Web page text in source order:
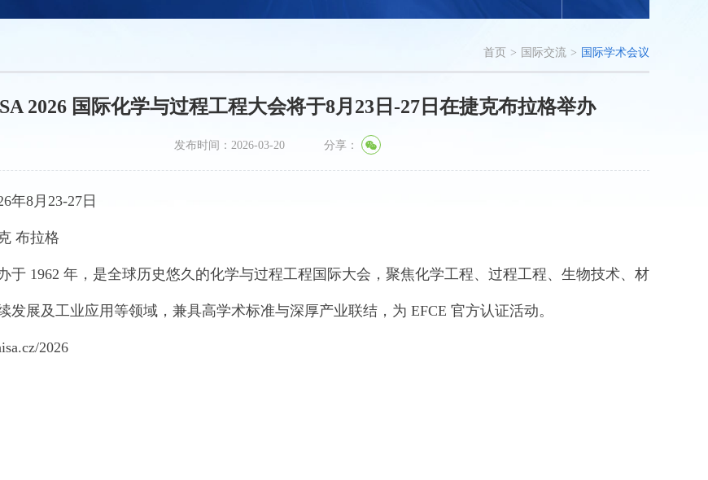
首页 > 国际交流 > 国际学术会议
2026 国际化学与过程工程大会将于8月23日-27日在捷克布拉格举办
发布时间：2026-03-20 分享：
年8月23-27日
布拉格
于 1962 年，是全球历史悠久的化学与过程工程国际大会，聚焦化学工程、过程工程、生物技术、材
发展及工业应用等领域，兼具高学术标准与深厚产业联结，为 EFCE 官方认证活动。
2026